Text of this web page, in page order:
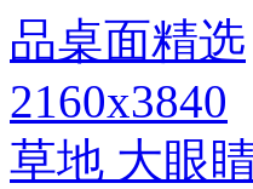
2160x3840
草地 大眼